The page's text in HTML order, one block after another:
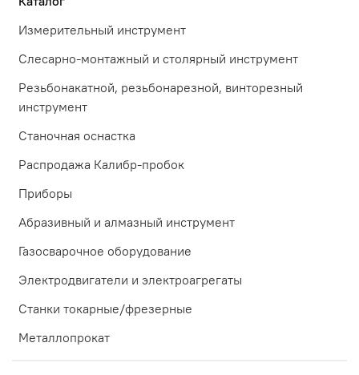
Измерительный инструмент
Слесарно-монтажный и столярный инструмент
Резьбонакатной, резьбонарезной, винторезный
инструмент
Станочная оснастка
Распродажа Калибр-пробок
Приборы
Абразивный и алмазный инструмент
Газосварочное оборудование
Электродвигатели и электроагрегаты
Станки токарные/фрезерные
Металлопрокат